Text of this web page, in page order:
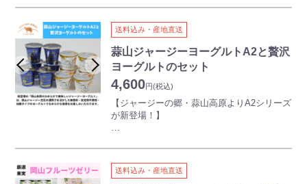
牛乳本来の味わいを活かすために、80度20分
の殺菌を維持し、コクと旨味を丁寧に引き出
しています。そのため、牛乳が嫌いな人で
も、飲みやすくおいしい牛乳ができあがりま
す。他にも牛たちにストレスがかからないよ
う、牧場はフリーバーン方式を採用、牛たち
の飲み水や、食事にも気を使っているため、
健康な牛に育っていきます。
新鮮でおいしい牛乳を作ることを何よりも大
事にしているため、まじめなアイスを作る事
ができるのです。
② 徹底した衛生管理
人気ナンバーワンの蒜山ジャージーヨーグル
すすめ商品を詰め込んだ、蒜山高原の魅力が
す。
届け!】
栄養豊富で乳製品に最適とされる岡山県蒜山
(ひるぜん)高原産のジャージー牛乳を使用し
た乳製品の詰合せです。
保存料・安定剤は一切使用しておりませんの
で、小さなお子様にも安心して食べていただ
くことができ、濃厚なジャージー乳のヨーグ
ルトを堪能していただけるギフトセットで
す。
ヨーグルトを加えた、いろんな味をお楽しみ
送料込み・産地直送
蒜山ジャージーヨーグルトA2と贅沢
ヨーグルトのセット
4,600円(税込)
【ジャージーの郷・蒜山高原よりA2シリーズ
が新登場！】
ャージーヨーグルト」は、
蒜山ジャージー生乳の濃厚さを活かした無香
料・安定剤不使用・加糖タイプのヨーグルト
送料込み・産地直送